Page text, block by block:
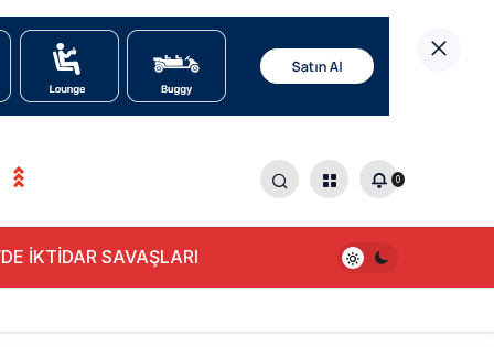
0
İKTİDAR SAVAŞLARI